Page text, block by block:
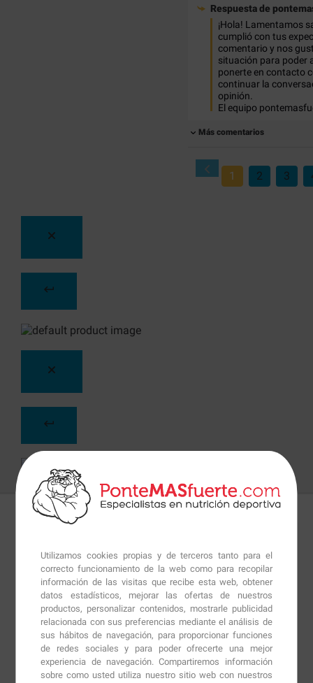
Utilizamos cookies propias y de terceros tanto para el
correcto funcionamiento de la web como para recopilar
información de las visitas que recibe esta web, obtener
datos estadísticos, mejorar las ofertas de nuestros
productos, personalizar contenidos, mostrarle publicidad
relacionada con sus preferencias mediante el análisis de
sus hábitos de navegación, para proporcionar funciones
de redes sociales y para poder ofrecerte una mejor
experiencia de navegación. Compartiremos información
sobre como usted utiliza nuestro sitio web con nuestros
Respuesta de
¡Hola! Lamentamos
cumplió con tus
comentario y nos
situación para poder
ponerte en contacto
continuar la
opinión.
El equipo
Más comentarios
1 2 3
C4OriginaldeCellucores uno de los mejores pre-
entrenos de su categoría, que destaca por su
capacidad de activar y potenciar la concentración, la
fuerza y la resistencia muscular durante el
entrenamiento. Combina la innovadora tecnología de
NO3 y de ingredientes de una gran efectividad para